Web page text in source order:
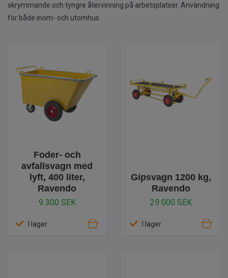
skrymmande och tyngre återvinning på arbetsplatser. Användning
för både inom- och utomhus.
Foder- och
avfallsvagn med
lyft, 400 liter,
Ravendo
9 300 SEK
I lager
Gipsvagn 1200 kg,
Ravendo
29 000 SEK
I lager